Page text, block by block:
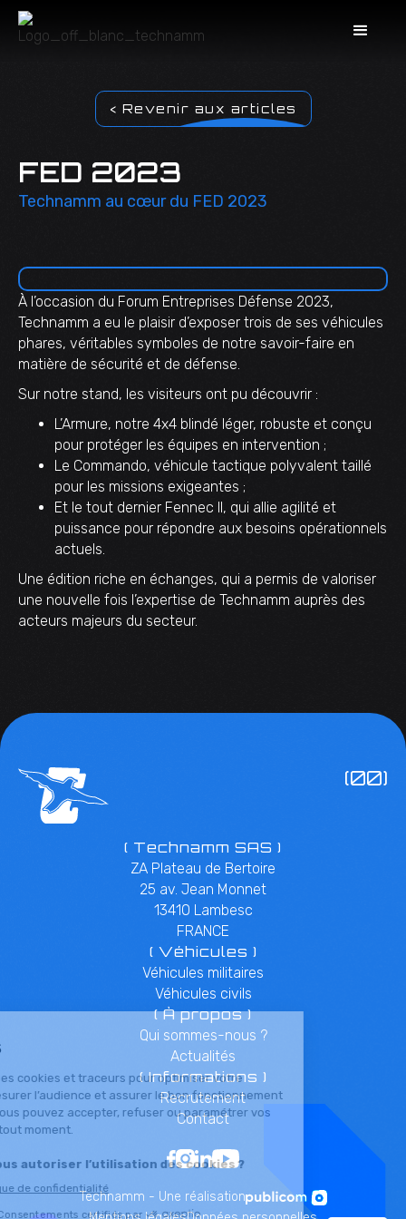
< Revenir aux articles
FED 2023
Technamm au cœur du FED 2023
À l’occasion du Forum Entreprises Défense 2023,
Technamm a eu le plaisir d’exposer trois de ses véhicules
phares, véritables symboles de notre savoir-faire en
matière de sécurité et de défense.
Sur notre stand, les visiteurs ont pu découvrir :
L’Armure, notre 4x4 blindé léger, robuste et conçu
pour protéger les équipes en intervention ;
Le Commando, véhicule tactique polyvalent taillé
pour les missions exigeantes ;
Et le tout dernier Fennec II, qui allie agilité et
puissance pour répondre aux besoins opérationnels
actuels.
Une édition riche en échanges, qui a permis de valoriser
une nouvelle fois l’expertise de Technamm auprès des
acteurs majeurs du secteur.
(00)
( Technamm SAS )
ZA Plateau de Bertoire
25 av. Jean Monnet
13410 Lambesc
FRANCE
( Véhicules )
Véhicules militaires
Véhicules civils
( À propos )
Qui sommes-nous ?
Actualités
( Informations )
Recrutement
Contact
Technamm - Une réalisation